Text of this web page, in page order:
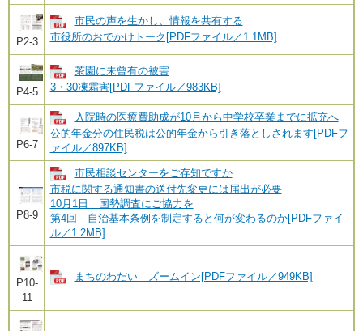
P2-3
市民の声を生かし、情報を共有する
市役所のおでかけトーク[PDFファイル／1.1MB]
P4-5
茶園に未曾有の被害
3・30凍霜害[PDFファイル／983KB]
P6-7
入院時の医療費助成が10月から中学校卒業までに拡充へ
公的年金分の住民税は公的年金から引き落としされます[PDFフ
ァイル／897KB]
P8-9
市民相談センターをご存知ですか
市税に関する通知書の送付先変更には届出が必要
10月1日 国勢調査にご協力を
第4回 自治基本条例を制定すると何が変わるのか[PDFファイ
ル／1.2MB]
P10-
11
まちのわだい ズームイン[PDFファイル／949KB]